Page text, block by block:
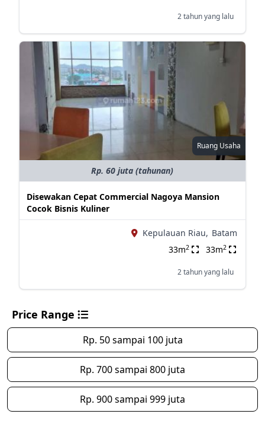
2 tahun yang lalu
Ruang Usaha
Rp. 60 juta (tahunan)
Disewakan Cepat Commercial Nagoya Mansion
Cocok Bisnis Kuliner
Kepulauan Riau, Batam
33m2 33m2
2 tahun yang lalu
Price Range
Rp. 50 sampai 100 juta
Rp. 700 sampai 800 juta
Rp. 900 sampai 999 juta